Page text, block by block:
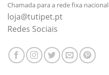
Chamada para a rede fixa nacional
loja@tutipet.pt
Redes Sociais